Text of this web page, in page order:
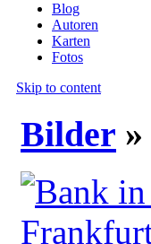
Blog
Autoren
Karten
Fotos
Skip to content
Bilder »